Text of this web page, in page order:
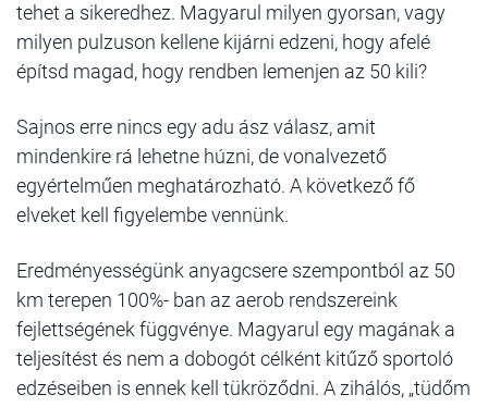
tehet a sikeredhez. Magyarul milyen gyorsan, vagy
milyen pulzuson kellene kijárni edzeni, hogy afelé
építsd magad, hogy rendben lemenjen az 50 kili?
Sajnos erre nincs egy adu ász válasz, amit
mindenkire rá lehetne húzni, de vonalvezető
egyértelműen meghatározható. A következő fő
elveket kell figyelembe vennünk.
Eredményességünk anyagcsere szempontból az 50
km terepen 100%- ban az aerob rendszereink
fejlettségének függvénye. Magyarul egy magának a
teljesítést és nem a dobogót célként kitűző sportoló
edzéseiben is ennek kell tükröződni. A zihálós, „tüdőm